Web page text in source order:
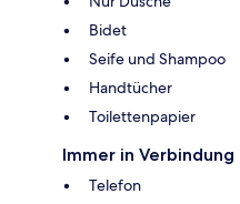
Bidet
Seife und Shampoo
Handtücher
Toilettenpapier
Immer in
Telefon